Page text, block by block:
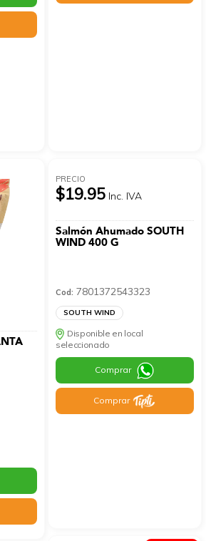
PRECIO
$19.95 Inc. IVA
Salmón Ahumado SOUTH
WIND 400 G
Cod: 7801372543323
SOUTH WIND
Disponible en local
seleccionado
Comprar
Comprar